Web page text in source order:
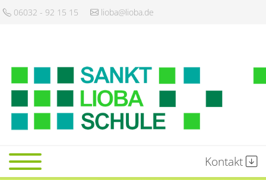
06032 - 92 15 15 lioba@lioba.de
Kontakt